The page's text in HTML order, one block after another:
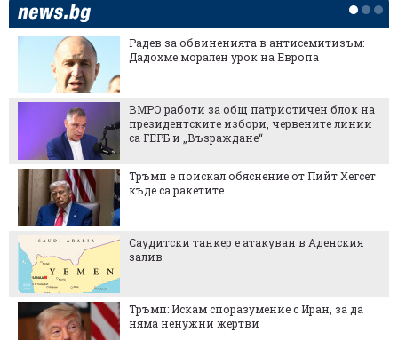
Радев за обвиненията в антисемитизъм:
Дадохме морален урок на Европа
ВМРО работи за общ патриотичен блок на
президентските избори, червените линии
са ГЕРБ и „Възраждане“
Тръмп е поискал обяснение от Пийт Хегсет
къде са ракетите
Саудитски танкер е атакуван в Аденския
залив
Тръмп: Искам споразумение с Иран, за да
няма ненужни жертви